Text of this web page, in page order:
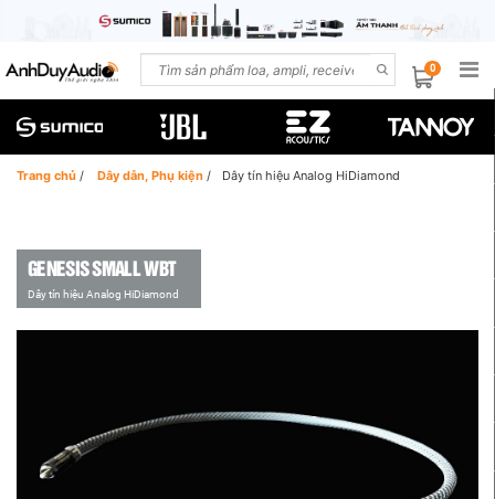
0
Trang chủ / Dây dẫn, Phụ kiện / Dây tín hiệu Analog HiDiamond
GENESIS SMALL WBT
Dây tín hiệu Analog HiDiamond